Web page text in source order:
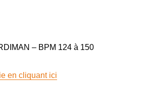
– BPM 124 à 150
en cliquant ici